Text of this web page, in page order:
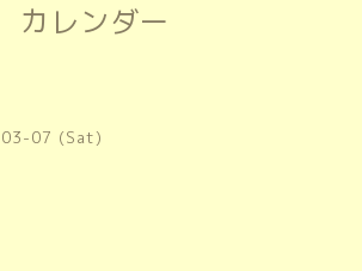
カレンダー
07 (Sat)